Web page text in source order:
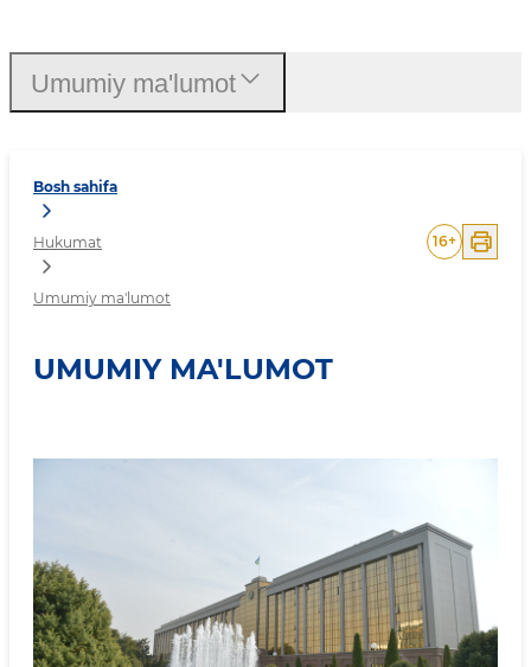
Bosh sahifa
Hukumat
Umumiy ma'lumot
16+
UMUMIY MA'LUMOT
Umumiy ma'lumot